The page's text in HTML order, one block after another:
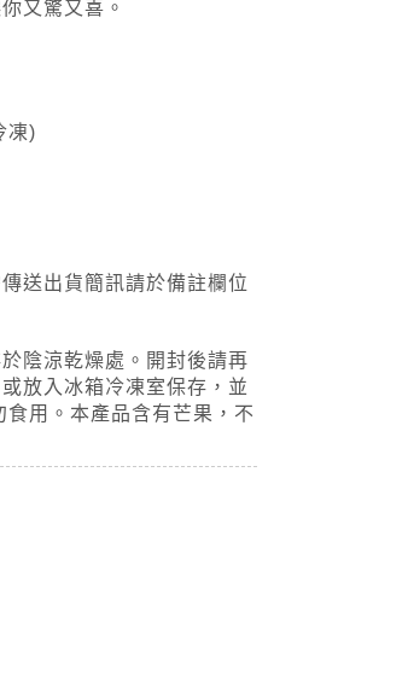
又驚又喜。
凍)
送出貨簡訊請於備註欄位
陰涼乾燥處。開封後請再
放入冰箱冷凍室保存，並
用。本產品含有芒果，不